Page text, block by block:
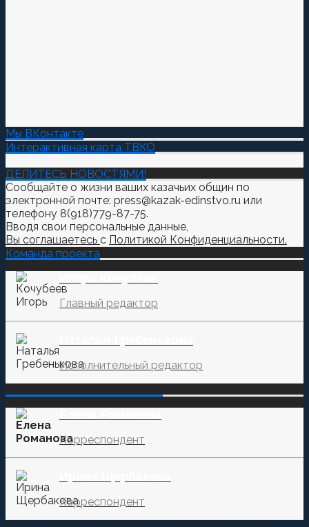
Мы ВКонтакте
Интерактивная карта ТВКО
ДЕЛИТЕСЬ НОВОСТЯМИ!
Сообщайте о жизни ваших казачьих общин по
электронной почте: press@kazak-edinstvo.ru или
телефону 8(918)779-87-75.
Вводя свои персональные данные,
Вы соглашаетесь с Политикой Конфиденциальности.
Команда проекта
Главный редактор
Исполнительный редактор
Корреспондент
Корреспондент